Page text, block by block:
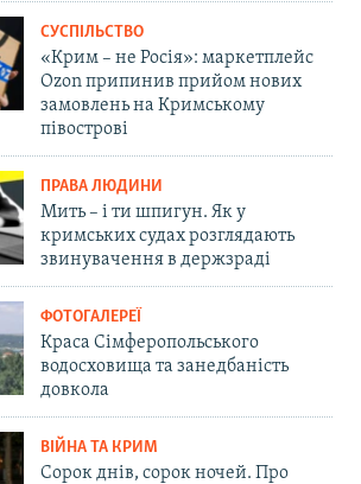
СУСПІЛЬСТВО
«Крим – не Росія»: маркетплейс
Ozon припинив прийом нових
замовлень на Кримському
півострові
ПРАВА ЛЮДИНИ
Мить – і ти шпигун. Як у
кримських судах розглядають
звинувачення в держзраді
ФОТОГАЛЕРЕЇ
Краса Сімферопольського
водосховища та занедбаність
довкола
ВІЙНА ТА КРИМ
Сорок днів, сорок ночей. Про